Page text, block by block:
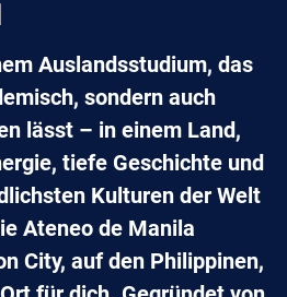
Auslandsstudium, das
sondern auch
lässt – in einem Land,
tiefe Geschichte und
Kulturen der Welt
Ateneo de Manila
City, auf den Philippinen,